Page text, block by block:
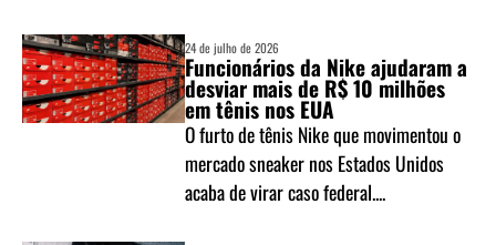
24 de julho de 2026
Funcionários da Nike ajudaram a
desviar mais de R$ 10 milhões
em tênis nos EUA
O furto de tênis Nike que movimentou o
mercado sneaker nos Estados Unidos
acaba de virar caso federal....